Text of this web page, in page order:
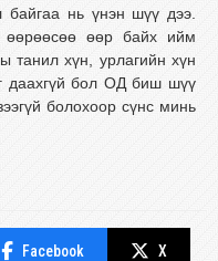
байгаа нь үнэн шүү дээ.
өөрөөсөө өөр байх ийм
танил хүн, урлагийн хүн
даахгүй бол ОД биш шүү
болохоор сүнс минь
Facebook X